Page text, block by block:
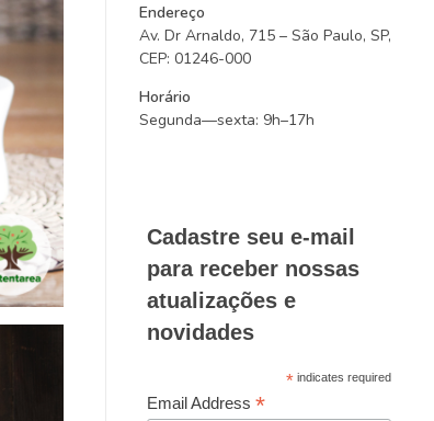
Endereço
Av. Dr Arnaldo, 715 – São Paulo, SP,
CEP: 01246-000
Horário
Segunda—sexta: 9h–17h
Cadastre seu e-mail
para receber nossas
atualizações e
novidades
*indicates required
Email Address*